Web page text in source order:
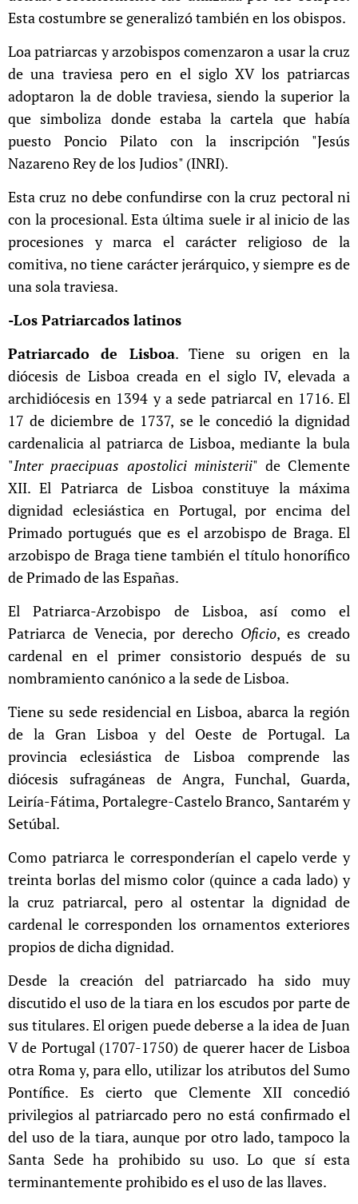
Esta costumbre se generalizó también en los obispos.
Loa patriarcas y arzobispos comenzaron a usar la cruz
de una traviesa pero en el siglo XV los patriarcas
adoptaron la de doble traviesa, siendo la superior la
que simboliza donde estaba la cartela que había
puesto Poncio Pilato con la inscripción "Jesús
Nazareno Rey de los Judios" (INRI).
Esta cruz no debe confundirse con la cruz pectoral ni
con la procesional. Esta última suele ir al inicio de las
procesiones y marca el carácter religioso de la
comitiva, no tiene carácter jerárquico, y siempre es de
una sola traviesa.
-Los Patriarcados latinos
Patriarcado de Lisboa. Tiene su origen en la
diócesis de Lisboa creada en el siglo IV, elevada a
archidiócesis en 1394 y a sede patriarcal en 1716. El
17 de diciembre de 1737, se le concedió la dignidad
cardenalicia al patriarca de Lisboa, mediante la bula
"Inter praecipuas apostolici ministerii" de Clemente
XII. El Patriarca de Lisboa constituye la máxima
dignidad eclesiástica en Portugal, por encima del
Primado portugués que es el arzobispo de Braga. El
arzobispo de Braga tiene también el título honorífico
de Primado de las Españas.
El Patriarca-Arzobispo de Lisboa, así como el
Patriarca de Venecia, por derecho Oficio, es creado
cardenal en el primer consistorio después de su
nombramiento canónico a la sede de Lisboa.
Tiene su sede residencial en Lisboa, abarca la región
de la Gran Lisboa y del Oeste de Portugal. La
provincia eclesiástica de Lisboa comprende las
diócesis sufragáneas de Angra, Funchal, Guarda,
Leiría-Fátima, Portalegre-Castelo Branco, Santarém y
Setúbal.
Como patriarca le corresponderían el capelo verde y
treinta borlas del mismo color (quince a cada lado) y
la cruz patriarcal, pero al ostentar la dignidad de
cardenal le corresponden los ornamentos exteriores
propios de dicha dignidad.
Desde la creación del patriarcado ha sido muy
discutido el uso de la tiara en los escudos por parte de
sus titulares. El origen puede deberse a la idea de Juan
V de Portugal (1707-1750) de querer hacer de Lisboa
otra Roma y, para ello, utilizar los atributos del Sumo
Pontífice. Es cierto que Clemente XII concedió
privilegios al patriarcado pero no está confirmado el
del uso de la tiara, aunque por otro lado, tampoco la
Santa Sede ha prohibido su uso. Lo que sí esta
terminantemente prohibido es el uso de las llaves.